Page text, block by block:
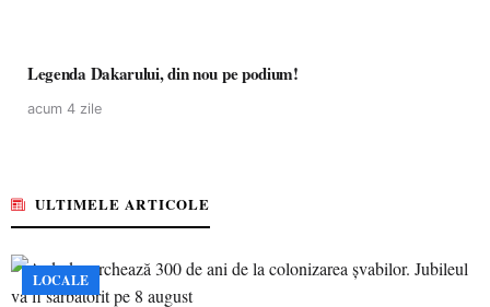
Legenda Dakarului, din nou pe podium!
acum 4 zile
ULTIMELE ARTICOLE
LOCALE